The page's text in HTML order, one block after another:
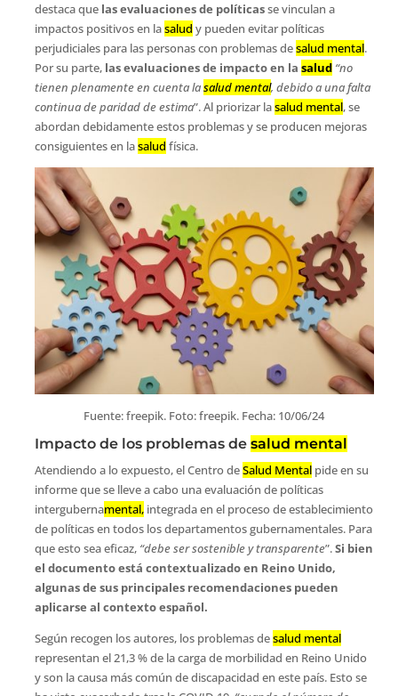
destaca quelas evaluaciones de políticasse vinculan a
impactos positivos en lasalud y pueden evitar políticas
perjudiciales para las personas con problemas desalud mental.
Por su parte, las evaluaciones de impacto en la salud “no
tienen plenamente en cuenta lasalud mental, debido a una falta
continua de paridad de estima”. Al priorizar lasalud mental, se
abordan debidamente estos problemas y se producen mejoras
consiguientes en lasalud física.
Fuente: freepik. Foto: freepik. Fecha: 10/06/24
Impacto de los problemas de salud mental
Atendiendo a lo expuesto, el Centro deSalud Mentalpide en su
informe que se lleve a cabo una evaluación de políticas
intergubernamental,integrada en el proceso de establecimiento
de políticas en todos los departamentos gubernamentales. Para
que esto sea eficaz, “debe ser sostenible y transparente”.Si bien
el documento está contextualizado en Reino Unido,
algunas de sus principales recomendaciones pueden
aplicarse al contexto español.
Según recogen los autores, los problemas desalud mental
representan el 21,3 % de la carga de morbilidad en Reino Unido
y son la causa más común de discapacidad en este país. Esto se